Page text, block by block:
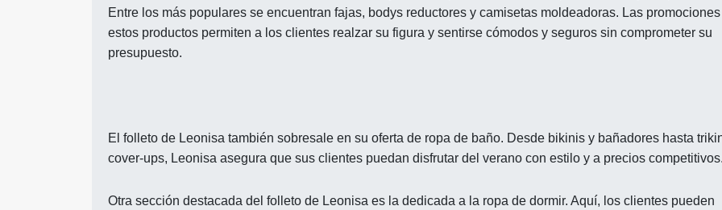
Entre los más populares se encuentran fajas, bodys reductores y camisetas moldeadoras. Las
estos productos permiten a los clientes realzar su figura y sentirse cómodos y seguros sin comprometer su
presupuesto.
El folleto de Leonisa también sobresale en su oferta de ropa de baño. Desde bikinis y bañadores hasta
cover-ups, Leonisa asegura que sus clientes puedan disfrutar del verano con estilo y a precios
Otra sección destacada del folleto de Leonisa es la dedicada a la ropa de dormir. Aquí, los clientes pueden